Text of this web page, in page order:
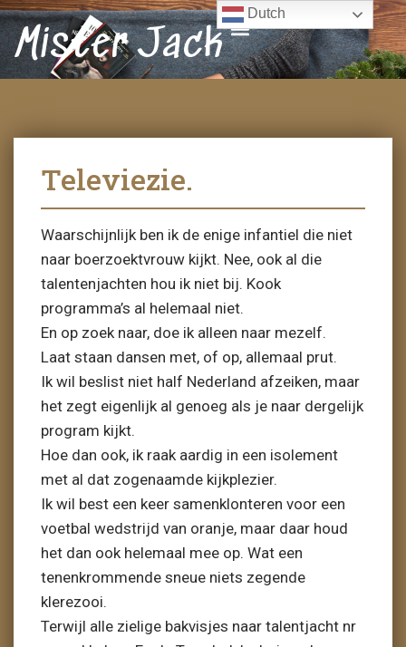
Mister Jack
Televiezie.
Waarschijnlijk ben ik de enige infantiel die niet
naar boerzoektvrouw kijkt. Nee, ook al die
talentenjachten hou ik niet bij. Kook
programma’s al helemaal niet.
En op zoek naar, doe ik alleen naar mezelf.
Laat staan dansen met, of op, allemaal prut.
Ik wil beslist niet half Nederland afzeiken, maar
het zegt eigenlijk al genoeg als je naar dergelijk
program kijkt.
Hoe dan ook, ik raak aardig in een isolement
met al dat zogenaamde kijkplezier.
Ik wil best een keer samenklonteren voor een
voetbal wedstrijd van oranje, maar daar houd
het dan ook helemaal mee op. Wat een
tenenkrommende sneue niets zegende
klerezooi.
Terwijl alle zielige bakvisjes naar talentjacht nr
Dutch